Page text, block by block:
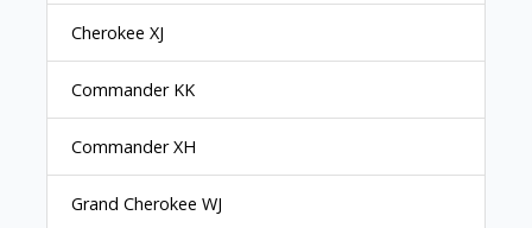
Cherokee XJ
Commander KK
Commander XH
Grand Cherokee WJ